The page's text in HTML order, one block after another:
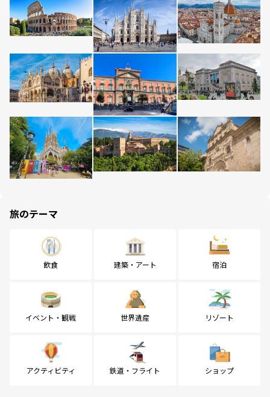
旅のテーマ
飲食 建築・アート 宿泊
イベント・観戦 世界遺産 リゾート
アクティビティ 鉄道・フライト ショップ